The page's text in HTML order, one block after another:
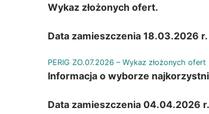
Wykaz złożonych ofert.
Data zamieszczenia 18.03.2026 r.
PERIG ZO.07.2026 – Wykaz złożonych ofert
Informacja o wyborze
Data zamieszczenia 04.04.2026 r.